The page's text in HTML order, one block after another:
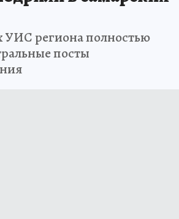
УИС региона полностью
посты